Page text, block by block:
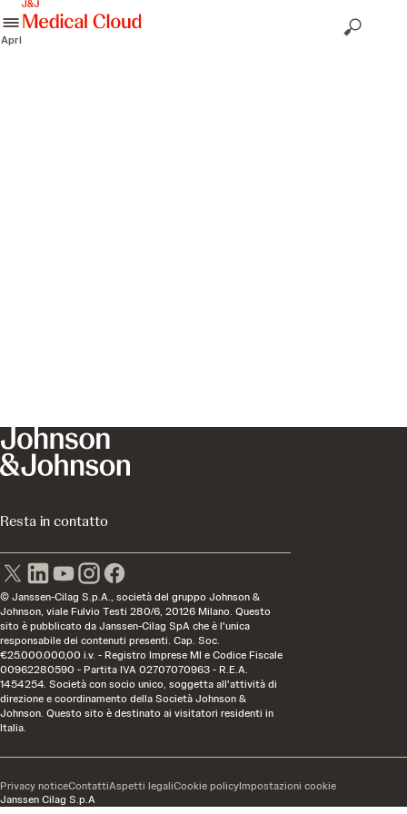
Apri
Resta in contatto
© Janssen-Cilag S.p.A., società del gruppo Johnson &
Johnson, viale Fulvio Testi 280/6, 20126 Milano. Questo
sito è pubblicato da Janssen-Cilag SpA che è l'unica
responsabile dei contenuti presenti. Cap. Soc.
€25.000.000,00 i.v. - Registro Imprese MI e Codice Fiscale
00962280590 - Partita IVA 02707070963 - R.E.A.
1454254. Società con socio unico, soggetta all'attività di
direzione e coordinamento della Società Johnson &
Johnson. Questo sito è destinato ai visitatori residenti in
Italia.
Janssen Cilag S.p.A
Privacy noticeContattiAspetti legaliCookie policyImpostazioni cookie